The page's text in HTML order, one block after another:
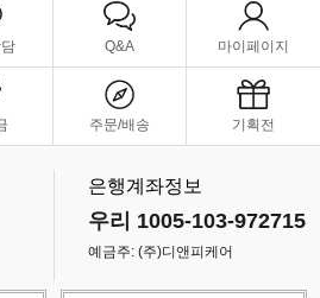
Q&A 마이페이지
주문/배송 기획전
은행계좌정보
우리 1005-103-972715
예금주: (주)디앤피케어